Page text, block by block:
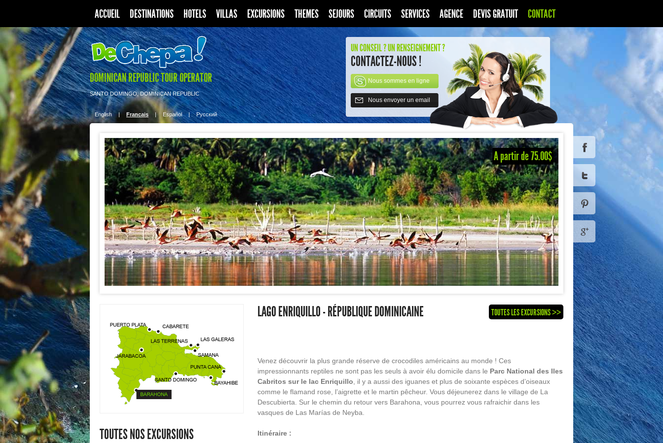
ACCUEIL DESTINATIONS HOTELS VILLAS EXCURSIONS THEMES SEJOURS CIRCUITS SERVICES AGENCE DEVIS GRATUIT CONTACT
DOMINICAN REPUBLIC TOUR OPERATOR
SANTO DOMINGO, DOMINICAN REPUBLIC
English | Francais | Español | Pусский
UN CONSEIL ? UN RENSEIGNEMENT ?
CONTACTEZ-NOUS !
Nous sommes en ligne
Nous envoyer un email
A partir de 75.00$
TOUTES NOS EXCURSIONS
LAGO ENRIQUILLO - RÉPUBLIQUE DOMINICAINE TOUTES LES EXCURSIONS >>
Venez découvrir la plus grande réserve de crocodiles américains au monde ! Ces
impressionnants reptiles ne sont pas les seuls à avoir élu domicile dans le Parc National des Iles
Cabritos sur le lac Enriquillo , il y a aussi des iguanes et plus de soixante espèces d’oiseaux
comme le flamand rose, l’aigrette et le martin pêcheur. Vous déjeunerez dans le village de La
Descubierta. Sur le chemin du retour vers Barahona, vous pourrez vous rafraichir dans les
vasques de Las Marías de Neyba.
Itinéraire :